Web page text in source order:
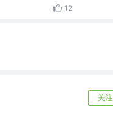
12
关注